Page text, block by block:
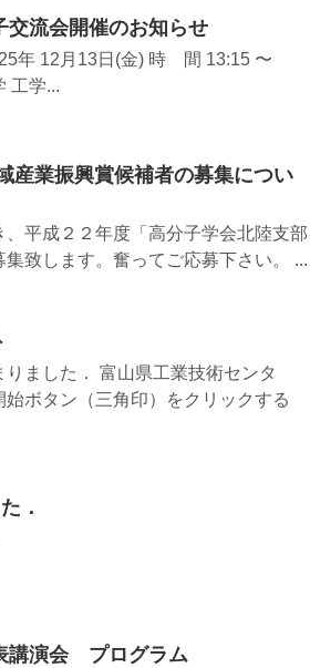
交流会開催のお知らせ
年 12月13日(金) 時 間 13:15 〜
工学...
産業振興賞候補者の募集につい
平成２２年度「高分子学会北陸支部
致します。奮ってご応募下さい。 ...
ました． 富山県工業技術センタ
ボタン（三角印）をクリックする
．
講演会 プログラム